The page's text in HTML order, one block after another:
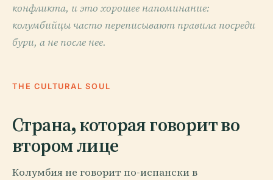
конфликта, и это хорошее напоминание:
колумбийцы часто переписывают правила посреди
бури, а не после нее.
THE CULTURAL SOUL
Страна, которая говорит во
втором лице
Колумбия не говорит по-испански в